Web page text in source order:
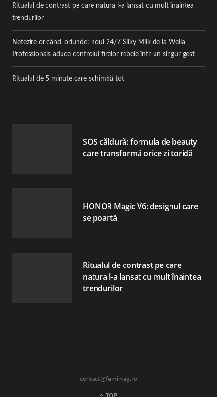
Ritualul de contrast pe care natura l-a lansat cu mult înaintea
trendurilor
Netezire oricând, oriunde: noul 24/7 Silky Milk de la Wella
Professionals aduce controlul firelor rebele într-un singur gest
Ritualul de 5 minute care schimbă tot
SOS căldură: formula de beauty
care transformă orice zi toridă
HONOR Magic V6: designul care
se poartă
Ritualul de contrast pe care
natura l-a lansat cu mult înaintea
trendurilor
contact@femimag.ro
TOP